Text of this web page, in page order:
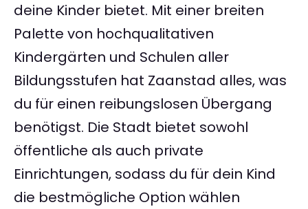
deine Kinder bietet. Mit einer breiten
Palette von hochqualitativen
Kindergärten und Schulen aller
Bildungsstufen hat Zaanstad alles, was
du für einen reibungslosen Übergang
benötigst. Die Stadt bietet sowohl
öffentliche als auch private
Einrichtungen, sodass du für dein Kind
die bestmögliche Option wählen